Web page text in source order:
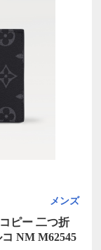
メンズ
ピー 二つ折
NM M62545